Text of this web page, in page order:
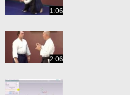
1:06
2:06